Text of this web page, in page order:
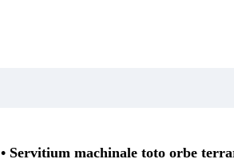
• Servitium machinale toto orbe